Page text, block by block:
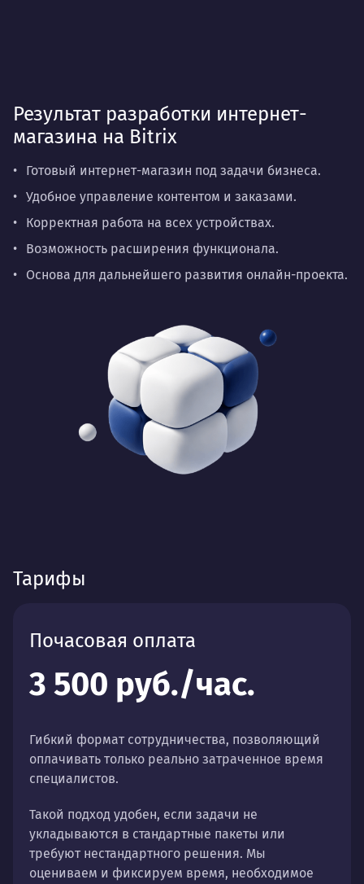
Результат разработки интернет-
магазина на Bitrix
Готовый интернет-магазин под задачи бизнеса.
Удобное управление контентом и заказами.
Корректная работа на всех устройствах.
Возможность расширения функционала.
Основа для дальнейшего развития онлайн-проекта.
Тарифы
Почасовая оплата
3 500 руб./час.
Гибкий формат сотрудничества, позволяющий
оплачивать только реально затраченное время
специалистов.
Такой подход удобен, если задачи не
укладываются в стандартные пакеты или
требуют нестандартного решения. Мы
оцениваем и фиксируем время, необходимое